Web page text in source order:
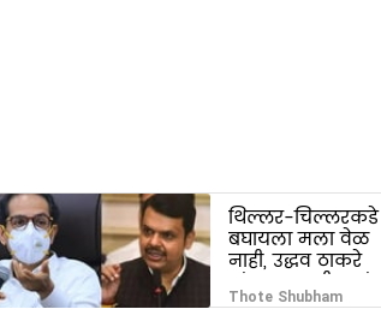
थिल्लर-चिल्लरकडे
बघायला मला वेळ
नाही, उद्धव ठाकरे
यांचा फडणवीस यांना
टोला
Thote Shubham